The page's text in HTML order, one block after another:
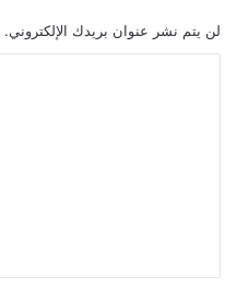
لن يتم نشر عنوان بريدك الإلكتروني.